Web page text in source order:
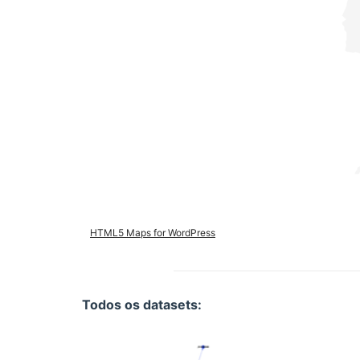
HTML5 Maps for WordPress
Todos os datasets: